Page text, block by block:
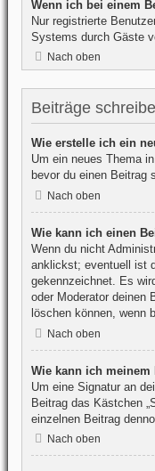
Wenn ich bei einem
Nur registrierte
Systems durch Gäste
Nach oben
Beiträge
Wie erstelle ich ein
Um ein neues Thema
bevor du einen Beitrag
Nach oben
Wie kann ich einen
Wenn du nicht
anklickst; eventuell ist
gekennzeichnet. Es
oder Moderator deinen
löschen können, wenn
Nach oben
Wie kann ich
Um eine Signatur an
Beitrag das Kästchen
einzelnen Beitrag
Nach oben